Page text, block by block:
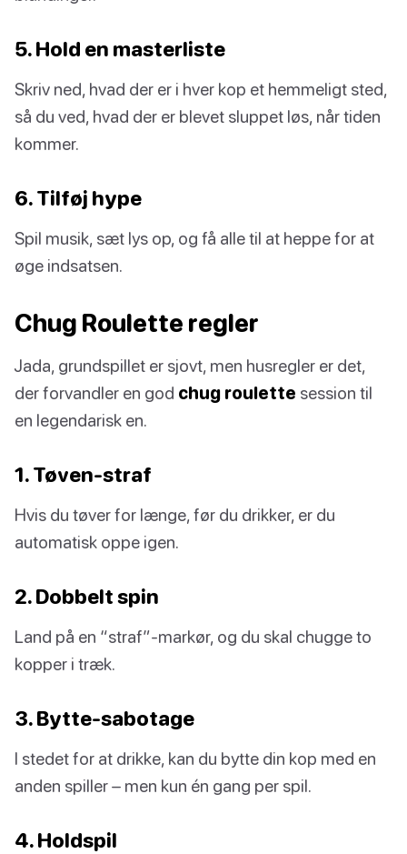
5. Hold en masterliste
Skriv ned, hvad der er i hver kop et hemmeligt sted,
så du ved, hvad der er blevet sluppet løs, når tiden
kommer.
6. Tilføj hype
Spil musik, sæt lys op, og få alle til at heppe for at
øge indsatsen.
Chug Roulette regler
Jada, grundspillet er sjovt, men husregler er det,
der forvandler en god chug roulette session til
en legendarisk en.
1. Tøven-straf
Hvis du tøver for længe, før du drikker, er du
automatisk oppe igen.
2. Dobbelt spin
Land på en “straf”-markør, og du skal chugge to
kopper i træk.
3. Bytte-sabotage
I stedet for at drikke, kan du bytte din kop med en
anden spiller – men kun én gang per spil.
4. Holdspil